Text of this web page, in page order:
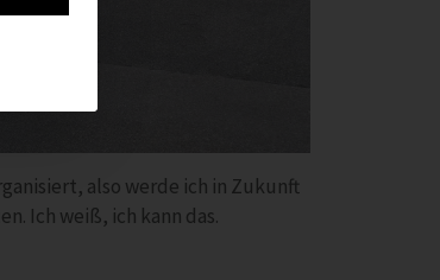
also werde ich in Zukunft
Ich weiß, ich kann das.